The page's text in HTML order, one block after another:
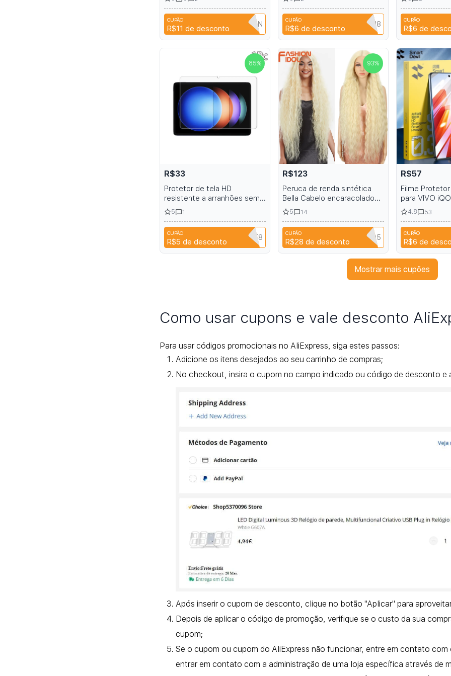
high-heeled summer sandals
CUPÃO
R$11 de descontoT9TRTFBTWTZN
para Privacidade, Proteção
de Impressão Digital,
Cobertura Completa 13
CUPÃO
R$6 de descontoCYPQ3XAVLEH8
Privacidade
Cover 2Pcs
CUPÃO
R$6 de
85%
R$33
Protetor de tela HD
resistente a arranhões sem
bolhas para Xiaomi Pad Pro
Tela de Vidro Temperado 6S
9H
5 1
CUPÃO
R$5 de desconto2HURPBDVNDT8
93%
R$123
Peruca de renda sintética
Bella Cabelo encaracolado
Loiça Longa Peruca Sintética
para Mulher Cabelo Loiça
Colorido para Mulher 42 613
5 14
CUPÃO
R$28 de desconto SF0705
R$57
Filme
para VIVO
HD Filme de
Temperado
Proteção
Digital 13 12
Neo8
4.8 53
CUPÃO
R$6 de
Mostrar mais cupões
Como usar cupons e vale desconto
Para usar códigos promocionais no AliExpress, siga estes passos:
Adicione os itens desejados ao seu carrinho de compras;
No checkout, insira o cupom no campo indicado ou código de desconto e
Após inserir o cupom de desconto, clique no botão "Aplicar" para
Depois de aplicar o código de promoção, verifique se o custo da sua
cupom;
Se o cupom ou cupom do AliExpress não funcionar, entre em contato
entrar em contato com a administração de uma loja específica através de